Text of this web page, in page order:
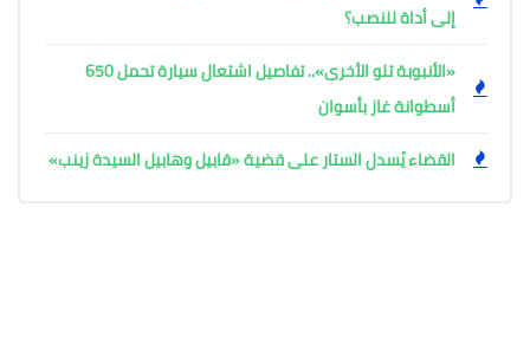
إلى أداة للنصب؟
«الأنبوبة تلو الأخرى».. تفاصيل اشتعال سيارة تحمل 650
أسطوانة غاز بأسوان
القضاء يُسدل الستار على قضية «قابيل وهابيل السيدة زينب»